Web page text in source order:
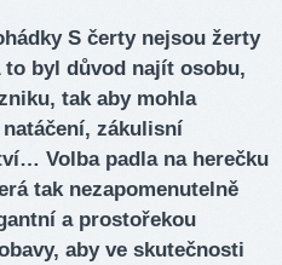
S čerty nejsou žerty
byl důvod najít osobu,
tak aby mohla
zákulisní
Volba padla na herečku
tak nezapomenutelně
a prostořekou
aby ve skutečnosti